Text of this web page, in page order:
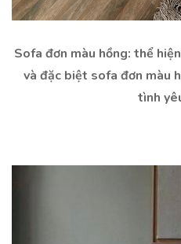
Sofa đơn màu hồng: thể
và đặc biệt sofa đơn màu
tình